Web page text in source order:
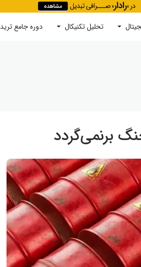
تحلیل تکنیکال دوره‌ جامع ترید جستجو
برنمی‌گردد